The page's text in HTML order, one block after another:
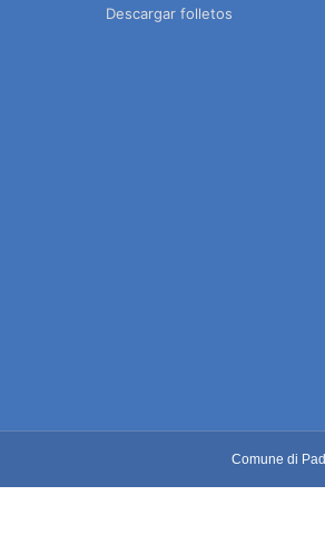
Descargar folletos
Comune di